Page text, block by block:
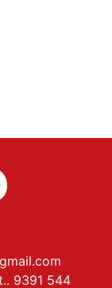
9391 544